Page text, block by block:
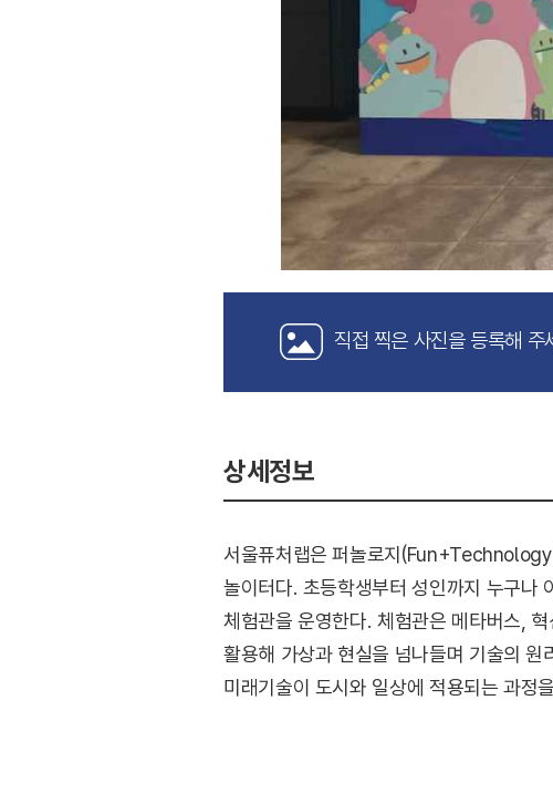
직접 찍은 사진을 등록해 주
상세정보
서울퓨처랩은 퍼놀로지
놀이터다. 초등학생부터 성인까지 누구나
체험관을 운영한다. 체험관은 메타버스,
활용해 가상과 현실을 넘나들며 기술의
미래기술이 도시와 일상에 적용되는 과
이해하고, 생성형 AI를 활용한 창작 활동